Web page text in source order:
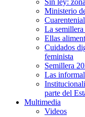
Sin ley:
Ministerio
La semillera
Ellas
Cuidados
feminista
Semillera
Las
parte del
Multimedia
Videos